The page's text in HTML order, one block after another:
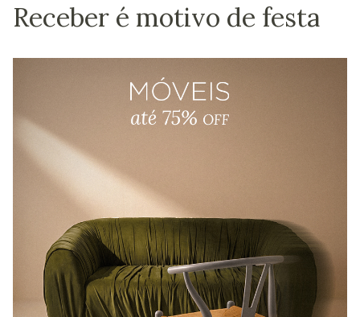
Receber é motivo de festa